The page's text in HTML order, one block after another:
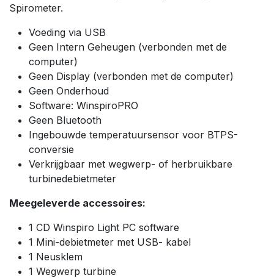
Spirometer.
Voeding via USB
Geen Intern Geheugen (verbonden met de
computer)
Geen Display (verbonden met de computer)
Geen Onderhoud
Software: WinspiroPRO
Geen Bluetooth
Ingebouwde temperatuursensor voor BTPS-
conversie
Verkrijgbaar met wegwerp- of herbruikbare
turbinedebietmeter
Meegeleverde accessoires:
1 CD Winspiro Light PC software
1 Mini-debietmeter met USB- kabel
1 Neusklem
1 Wegwerp turbine